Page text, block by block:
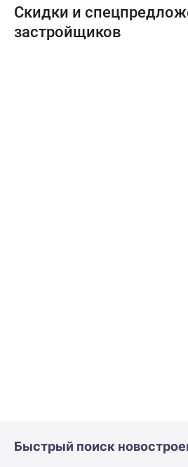
Скидки и
застройщиков
Быстрый поиск